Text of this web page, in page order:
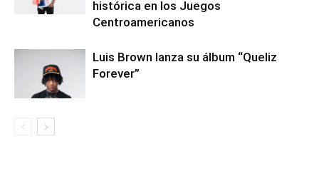
histórica en los Juegos
Centroamericanos
Luis Brown lanza su álbum “Queliz
Forever”